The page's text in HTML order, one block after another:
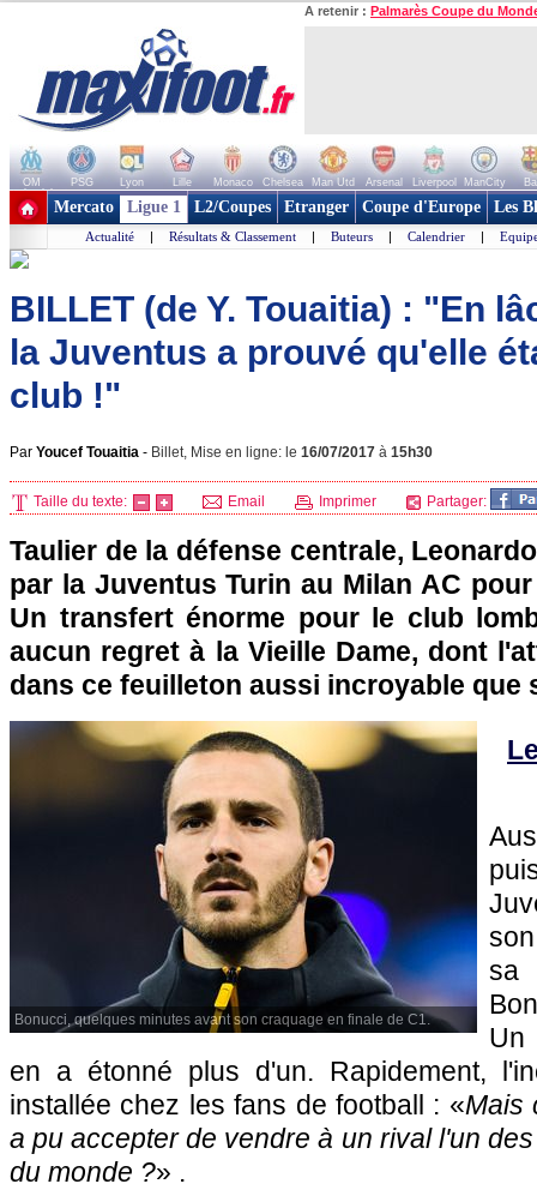
A retenir : Palmarès Coupe du
OM PSG Lyon Lille Monaco Chelsea Man Utd Arsenal Liverpool ManCity
+ de clubs
Mercato Ligue 1 L2/Coupes Etranger Coupe d'Europe Les
Actualité | Résultats & Classement | Buteurs | Calendrier |
BILLET (de Y. Touaitia) : "En
la Juventus a prouvé qu'elle
club !"
Par Youcef Touaitia - Billet, Mise en ligne: le 16/07/2017 à 15h30
Taille du texte: Email Imprimer Partager:
Taulier de la défense centrale,
par la Juventus Turin au Milan AC
Un transfert énorme pour le club
aucun regret à la Vieille Dame, dont
dans ce feuilleton aussi incroyable que
Bonucci, quelques minutes avant son craquage en finale de C1.
sa
Un
en a étonné plus d'un. Rapidement,
installée chez les fans de football : «Mais
a pu accepter de vendre à un rival l'un
du monde ?» .